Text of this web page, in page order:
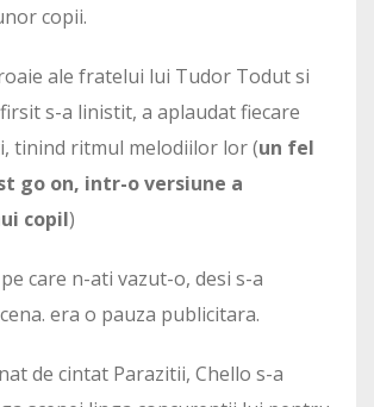
copii.
ale fratelui lui Tudor Todut si
s-a linistit, a aplaudat fiecare
tinind ritmul melodiilor lor (un fel
go on, intr-o versiune a
copil)
care n-ati vazut-o, desi s-a
era o pauza publicitara.
de cintat Parazitii, Chello s-a